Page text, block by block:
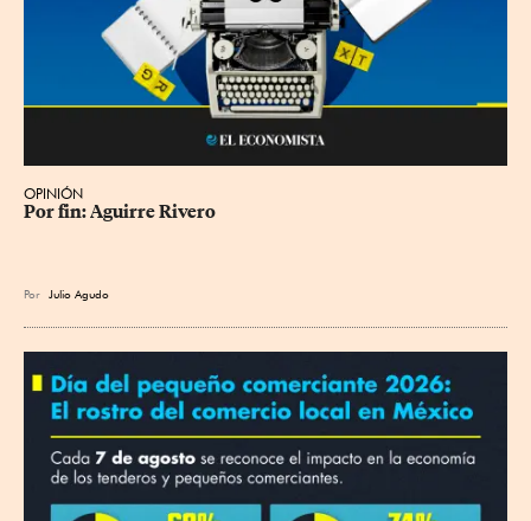
OPINIÓN
Por fin: Aguirre Rivero
Por Julio Agudo